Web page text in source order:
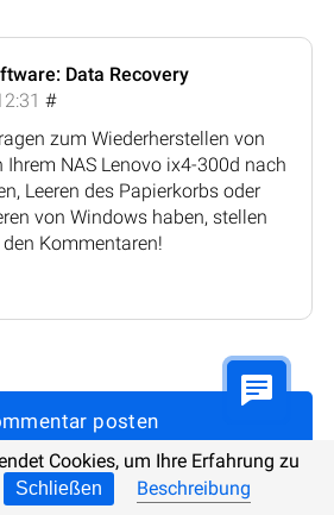
Data Recovery
#
zum Wiederherstellen von
Ihrem NAS Lenovo ix4-300d nach
Leeren des Papierkorbs oder
von Windows haben, stellen
Kommentaren!
posten
Cookies, um Ihre Erfahrung zu
Schließen Beschreibung